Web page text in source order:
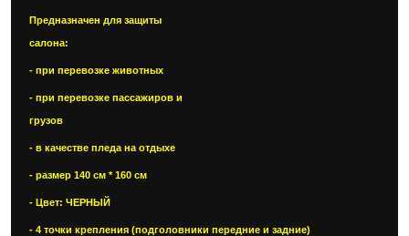
Предназначен для защиты
салона:
- при перевозке животных
- при перевозке пассажиров и
грузов
- в качестве пледа на отдыхе
- размер 140 см * 160 см
- Цвет: ЧЕРНЫЙ
- 4 точки крепления (подголовники передние и задние)